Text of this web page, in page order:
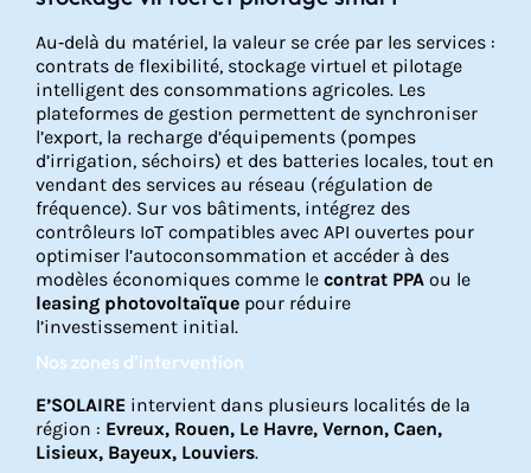
Au‑delà du matériel, la valeur se crée par les services :
contrats de flexibilité, stockage virtuel et pilotage
intelligent des consommations agricoles. Les
plateformes de gestion permettent de synchroniser
l’export, la recharge d’équipements (pompes
d’irrigation, séchoirs) et des batteries locales, tout en
vendant des services au réseau (régulation de
fréquence). Sur vos bâtiments, intégrez des
contrôleurs IoT compatibles avec API ouvertes pour
optimiser l’autoconsommation et accéder à des
modèles économiques comme le contrat PPA ou le
leasing photovoltaïque pour réduire
l’investissement initial.
Nos zones d’intervention
E’SOLAIRE intervient dans plusieurs localités de la
région : Evreux, Rouen, Le Havre, Vernon, Caen,
Lisieux, Bayeux, Louviers.